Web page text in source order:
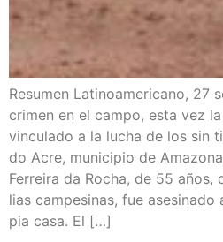
Resu­men Lati­no­ame­ri­cano, 27
cri­men en el cam­po, esta vez
vin­cu­la­do a la lucha de los sin
do Acre, muni­ci­pio de
Ferrei­ra da Rocha, de 55
lias cam­pe­si­nas, fue
pia casa. El […]